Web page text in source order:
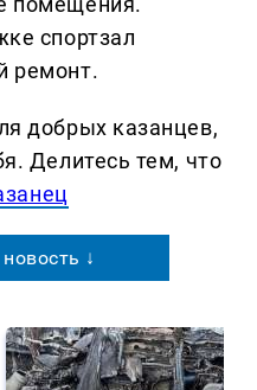
спортзал
ремонт.
добрых казанцев,
Делитеcь тем, что
↓